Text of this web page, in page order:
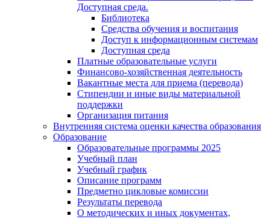
Доступная среда.
Библиотека
Средства обучения и воспитания
Доступ к информационным системам
Доступная среда
Платные образовательные услуги
Финансово-хозяйственная деятельность
Вакантные места для приема (перевода)
Стипендии и иные виды материальной
поддержки
Организация питания
Внутренняя система оценки качества образования
Образование
Образовательные программы 2025
Учебный план
Учебный график
Описание программ
Предметно цикловые комиссии
Результаты перевода
О методических и иных документах,